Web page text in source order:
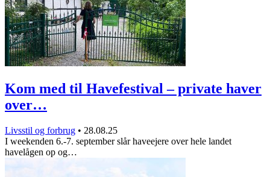
Kom med til Havefestival – private haver
over…
Livsstil og forbrug • 28.08.25
I weekenden 6.-7. september slår haveejere over hele landet
havelågen op og…